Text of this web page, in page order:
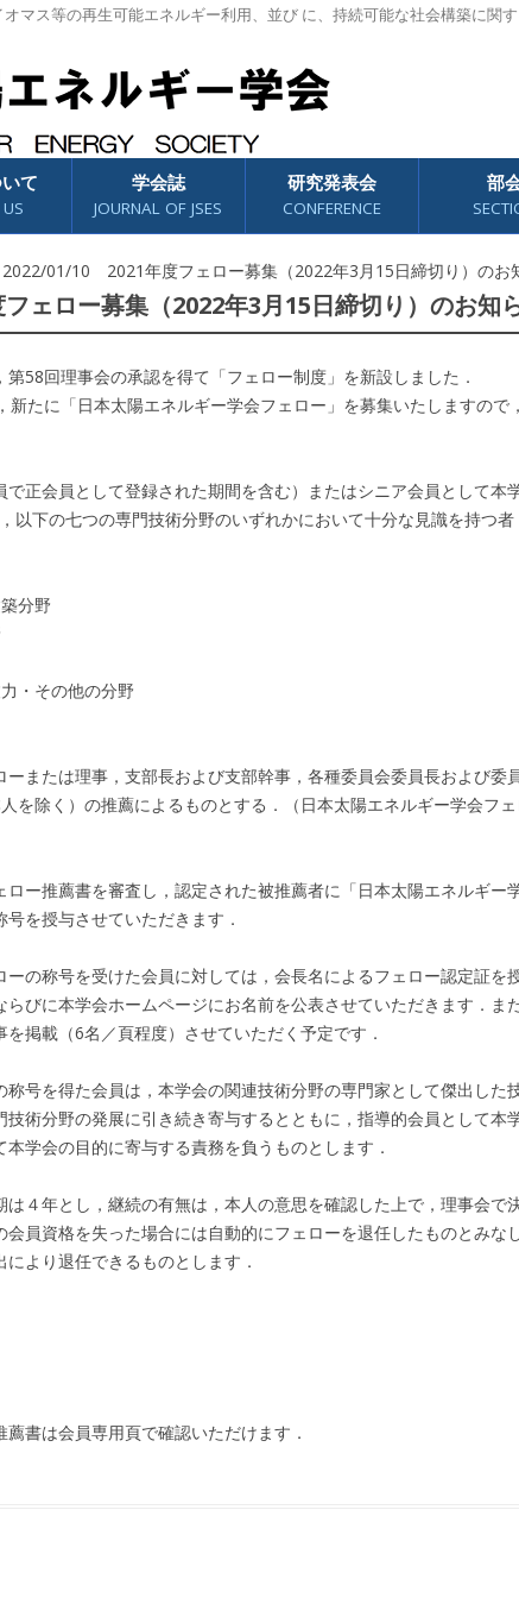
マス等の再生可能エネルギー利用、並び に、持続可能な社会構築に関
て 学会誌
JOURNAL OF JSES
研究発表会
CONFERENCE
部
01/10 2021年度フェロー募集（2022年3月15日締切り）のお
ェロー募集（2022年3月15日締切り）のお知
58回理事会の承認を得て「フェロー制度」を新設しました．
たに「日本太陽エネルギー学会フェロー」を募集いたしますので
正会員として登録された期間を含む）またはシニア会員として本
以下の七つの専門技術分野のいずれかにおいて十分な見識を持つ者
分野
・その他の分野
または理事，支部長および支部幹事，各種委員会委員長および委
を除く）の推薦によるものとする．（日本太陽エネルギー学会フ
ー推薦書を審査し，認定された被推薦者に「日本太陽エネルギー
を授与させていただきます．
の称号を受けた会員に対しては，会長名によるフェロー認定証を
びに本学会ホームページにお名前を公表させていただきます．ま
掲載（6名／頁程度）させていただく予定です．
号を得た会員は，本学会の関連技術分野の専門家として傑出した
術分野の発展に引き続き寄与するとともに，指導的会員として本
学会の目的に寄与する責務を負うものとします．
４年とし，継続の有無は，本人の意思を確認した上で，理事会で
員資格を失った場合には自動的にフェローを退任したものとみな
より退任できるものとします．
書は会員専用頁で確認いただけます．